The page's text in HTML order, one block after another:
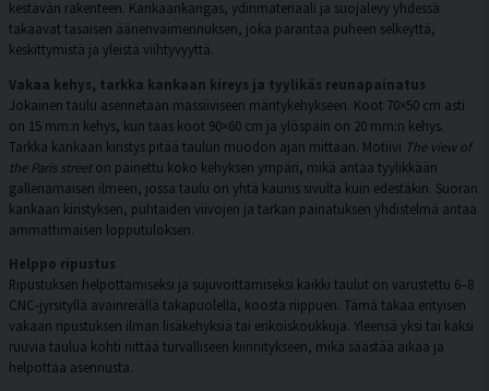
kestävän rakenteen. Kankaankangas, ydinmateriaali ja suojalevy yhdessä
takaavat tasaisen äänenvaimennuksen, joka parantaa puheen selkeyttä,
keskittymistä ja yleistä viihtyvyyttä.
Vakaa kehys, tarkka kankaan kireys ja tyylikäs reunapainatus
Jokainen taulu asennetaan massiiviseen mäntykehykseen. Koot 70×50 cm asti
on 15 mm:n kehys, kun taas koot 90×60 cm ja ylöspäin on 20 mm:n kehys.
Tarkka kankaan kiristys pitää taulun muodon ajan mittaan. Motiivi The view of
the Paris streeton painettu koko kehyksen ympäri, mikä antaa tyylikkään
galleriamaisen ilmeen, jossa taulu on yhtä kaunis sivulta kuin edestäkin. Suoran
kankaan kiristyksen, puhtaiden viivojen ja tarkan painatuksen yhdistelmä antaa
ammattimaisen lopputuloksen.
Helppo ripustus
Ripustuksen helpottamiseksi ja sujuvoittamiseksi kaikki taulut on varustettu 6–8
CNC-jyrsityllä avainreiällä takapuolella, koosta riippuen. Tämä takaa erityisen
vakaan ripustuksen ilman lisäkehyksiä tai erikoiskoukkuja. Yleensä yksi tai kaksi
ruuvia taulua kohti riittää turvalliseen kiinnitykseen, mikä säästää aikaa ja
helpottaa asennusta.